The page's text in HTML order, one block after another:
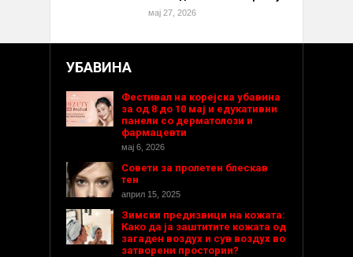
мај 27, 2026
УБАВИНА
Фестивал на корејска убавина
за од 8 до 10 мај и едукативни
панели со дерматолози и
фармацевти
мај 6, 2026
Совети за пролетен блескав
тен
април 15, 2025
Зимски предизвици на кожата:
Како да ја заштитите кожата од
загаден воздух и сув воздух во
затворени простории?